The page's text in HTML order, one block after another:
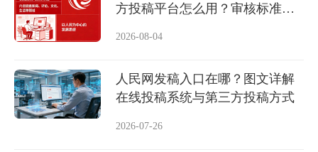
方投稿平台怎么用？审核标准是
2026-08-04
人民网发稿入口在哪？图文详解
在线投稿系统与第三方投稿方式
2026-07-26